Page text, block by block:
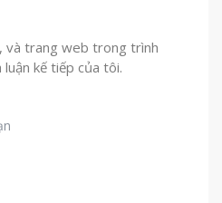
và trang web trong trình
kế tiếp của tôi.